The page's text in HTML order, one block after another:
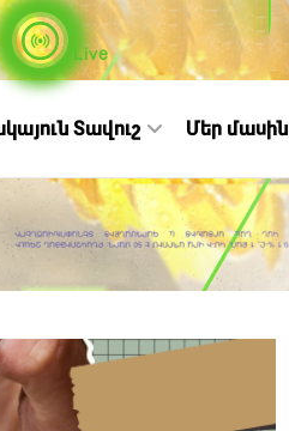
Live
Տավուշ Մեր մասին